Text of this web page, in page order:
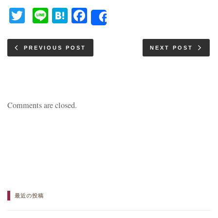
Twitter
LineHatenaFacebook
PREVIOUS POST NEXT POST
Comments are closed.
最近の投稿